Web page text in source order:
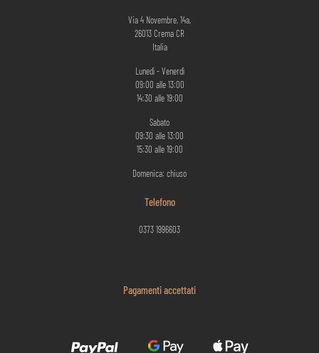
Via 4 Novembre, 14a,
26013 Crema CR
Italia
Lunedì - Venerdì
09:00 alle 13:00
14:30 alle 19:00
Sabato
09:30 alle 13:00
15:30 alle 19:00
Domenica: chiuso
Telefono
0373 1996603
Pagamenti accettati